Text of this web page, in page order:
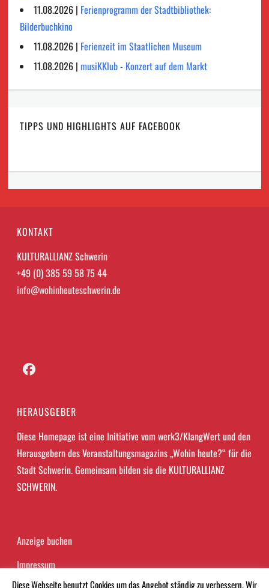
11.08.2026 | Ferienprogramm der Stadtbibliothek:
Bilderbuchkino
11.08.2026 | Ferienzeit im Staatlichen Museum
11.08.2026 |musiKKlub - Konzert auf dem Markt
TIPPS UND HIGHLIGHTS AUF FACEBOOK
KONTAKT
KULTURALLIANZ Schwerin
+49 (0) 385 59 58 75 44
info@wohinheuteschwerin.de
HERAUSGEBER
Diese Homepage ist eine Initiative vom werk3/KlangWert und den
Herausgebern des Veranstaltungsmagazins „Wohin heute?“ für die
Stadt Schwerin. Gemeinsam bilden sie die KULTURALLIANZ
SCHWERIN.
Anzeige buchen
Impressum
Diese Webseite benutzt Cookies um das Angebot ständig zu verbessern. Wir